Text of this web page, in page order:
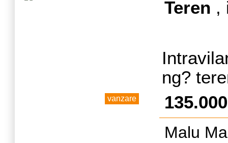
vanzare
Teren ,
ng?
Malu